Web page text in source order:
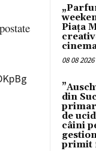
Piața
08 08 2026
din
de
câini
primit